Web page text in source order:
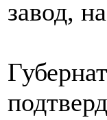
завод,